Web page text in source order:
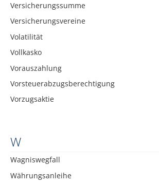
Versicherungssumme
Versicherungsvereine
Volatilität
Vollkasko
Vorauszahlung
Vorsteuerabzugsberechtigung
Vorzugsaktie
W
Wagniswegfall
Währungsanleihe